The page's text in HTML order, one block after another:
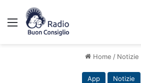
Menu
Home / Notizie
App Notizie